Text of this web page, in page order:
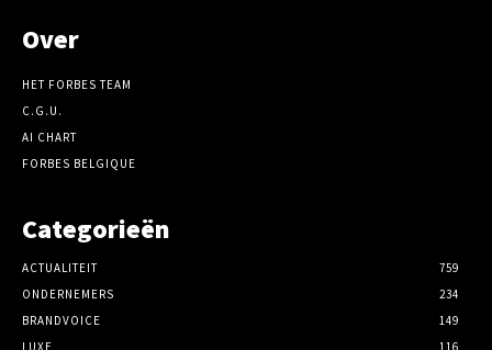
Over
HET FORBES TEAM
C.G.U.
AI CHART
FORBES BELGIQUE
Categorieën
ACTUALITEIT
759
ONDERNEMERS
234
BRANDVOICE
149
LUXE
116